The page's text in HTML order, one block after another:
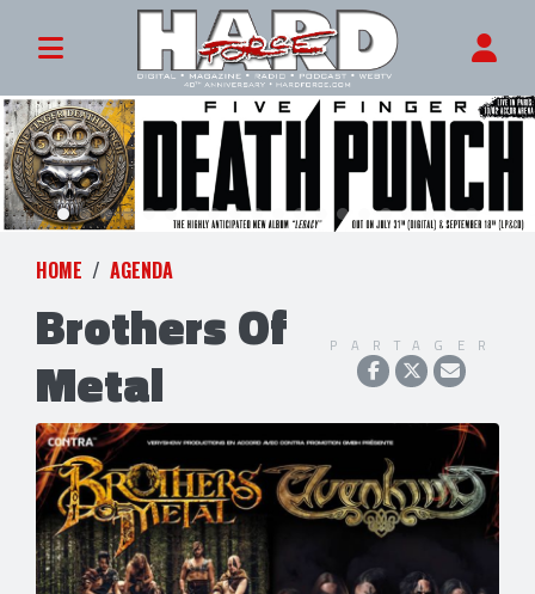
HOME AGENDA
Brothers Of
Metal
PARTAGER